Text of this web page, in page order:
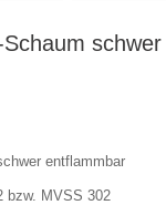
entflammbar
bzw. MVSS 302